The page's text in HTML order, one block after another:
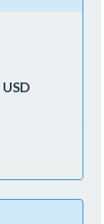
25.30 USD